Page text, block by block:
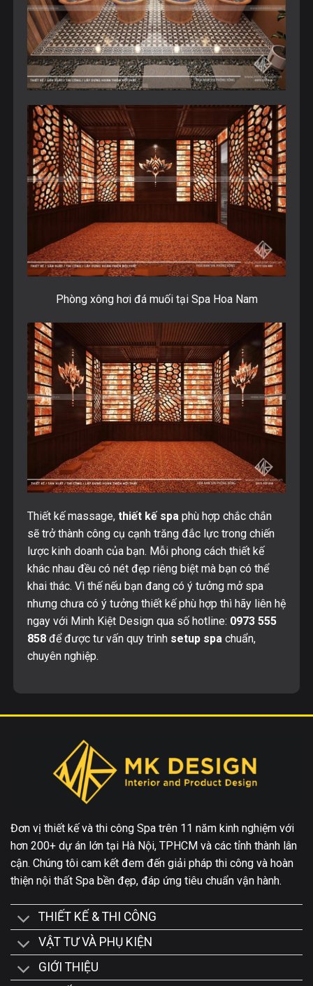
Phòng xông hơi đá muối tại Spa Hoa Nam
Thiết kế massage, thiết kế spaphù hợp chắc chắn
sẽ trở thành công cụ cạnh trăng đắc lực trong chiến
lược kinh doanh của bạn. Mỗi phong cách thiết kế
khác nhau đều có nét đẹp riêng biệt mà bạn có thể
khai thác. Vì thế nếu bạn đang có ý tưởng mở spa
nhưng chưa có ý tưởng thiết kế phù hợp thì hãy liên hệ
ngay với Minh Kiệt Design qua số hotline: 0973 555
858để được tư vấn quy trình setup spa chuẩn,
chuyên nghiệp.
Đơn vị thiết kế và thi công Spa trên 11 năm kinh nghiệm với
hơn 200+ dự án lớn tại Hà Nội, TPHCM và các tỉnh thành lân
cận. Chúng tôi cam kết đem đến giải pháp thi công và hoàn
thiện nội thất Spa bền đẹp, đáp ứng tiêu chuẩn vận hành.
THIẾT KẾ & THI CÔNG
VẬT TƯ VÀ PHỤ KIỆN
GIỚI THIỆU